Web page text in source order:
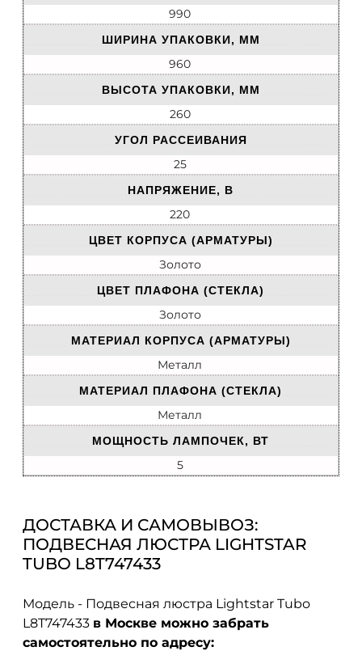
990
ШИРИНА УПАКОВКИ, ММ
960
ВЫСОТА УПАКОВКИ, ММ
260
УГОЛ РАССЕИВАНИЯ
25
НАПРЯЖЕНИЕ, В
220
ЦВЕТ КОРПУСА (АРМАТУРЫ)
Золото
ЦВЕТ ПЛАФОНА (СТЕКЛА)
Золото
МАТЕРИАЛ КОРПУСА (АРМАТУРЫ)
Металл
МАТЕРИАЛ ПЛАФОНА (СТЕКЛА)
Металл
МОЩНОСТЬ ЛАМПОЧЕК, ВТ
5
ДОСТАВКА И САМОВЫВОЗ:
ПОДВЕСНАЯ ЛЮСТРА LIGHTSTAR
TUBO L8T747433
Модель - Подвесная люстра Lightstar Tubo
L8T747433 в Москве можно забрать
самостоятельно по адресу: